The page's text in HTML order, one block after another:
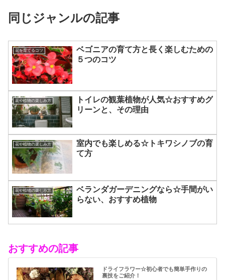
同じジャンルの記事
花を育てるコツ
ベゴニアの育て方と長く楽しむための
５つのコツ
花や植物の楽しみ方
トイレの観葉植物が人気☆おすすめグ
リーンと、その理由
花や植物の楽しみ方
室内でも楽しめる☆トキワシノブの育
て方
花や植物の楽しみ方
ベランダガーデニングなら☆手間がい
らない、おすすめ植物
おすすめの記事
ドライフラワー☆初心者でも簡単手作りの
裏技をご紹介！